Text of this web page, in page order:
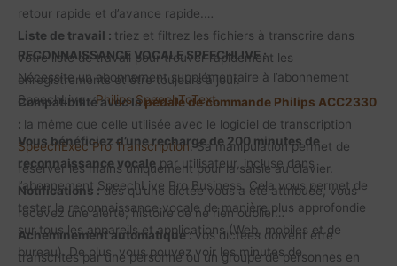
retour rapide et d’avance rapide.
Liste de travail : triez et filtrez les fichiers à transcrire dans
votre liste de travail pour trouver rapidement les
enregistrements et être toujours à jour.
Compatibilité avec lapédale de commande Philips ACC2330
: la même que celle utilisée avec le logiciel de transcription
SpeechExec Pro Transcription. Sa manipulation permet de
réserver les mains uniquement pour la saisie au clavier.
Notifications :dès qu’une dictée vous a été attribuée, vous
recevez une alerte, histoire de ne rien oublier…
Acheminement automatique :vos dictées doivent être
transcrites par une personne ou un groupe de personnes en
RECONNAISSANCE VOCALE SPEECHLIVE :
Nécessite un abonnement supplémentaire à l’abonnement
SpeechLive :Philips SpeechToText.
Vous bénéficiez d’une recharge de 200 minutes de
reconnaissance vocale par utilisateur, incluse dans
l’abonnement SpeechLive Pro Business. Cela vous permet de
tester la reconnaissance vocale de manière plus approfondie
sur tous les appareils et applications (Web, mobiles et de
bureau). De plus, vous pouvez voir les minutes de